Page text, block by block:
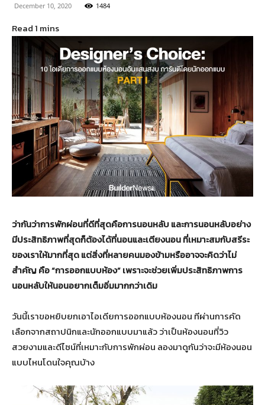
December 10, 2020 1484
ว่ากันว่าการพักผ่อนที่ดีที่สุดคือการนอนหลับ และการนอนหลับอย่าง
มีประสิทธิภาพที่สุดก็ต้องได้ที่นอนและเตียงนอน ที่เหมาะสมกับสรีระ
ของเราให้มากที่สุด แต่สิ่งที่หลายคนมองข้ามหรืออาจจะคิดว่าไม่
สำคัญ คือ “การออกแบบห้อง” เพราะจะช่วยเพิ่มประสิทธิภาพการ
นอนหลับให้นอนอยากเต็มอิ่มมากกว่าเดิม
วันนี้เราขอหยิบยกเอาไอเดียการออกแบบห้องนอน ทีผ่านการคัด
เลือกจากสถาปนิกและนักออกแบบมาแล้ว ว่าเป็นห้องนอนที่วิว
สวยงามและดีไซน์ที่เหมาะกับการพักผ่อน ลองมาดูกันว่าจะมีห้องนอน
แบบไหนโดนใจคุณบ้าง